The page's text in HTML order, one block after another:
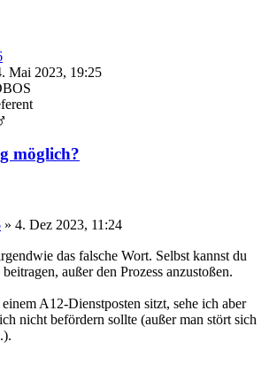
Mai 2023, 19:25
möglich?
» 4. Dez 2023, 11:24
das falsche Wort. Selbst kannst du
außer den Prozess anzustoßen.
A12-Dienstposten sitzt, sehe ich aber
nicht befördern sollte (außer man stört sich